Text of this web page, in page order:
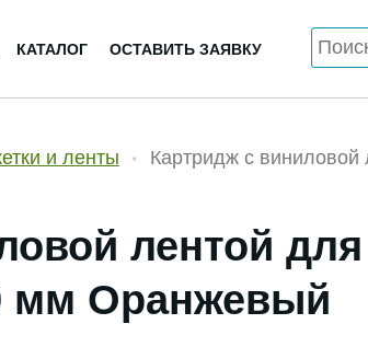
КАТАЛОГ ОСТАВИТЬ ЗАЯВКУ
и ленты
Картридж c
лентой
мм Оранжевый